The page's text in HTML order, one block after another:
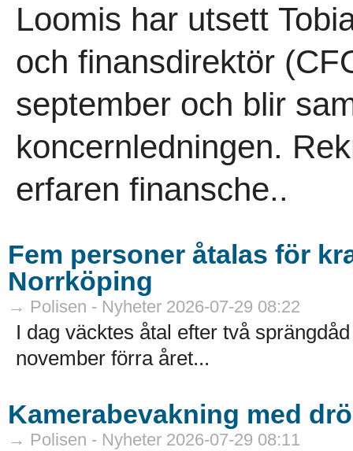
Loomis har utsett
och finansdirektör
september och blir
koncernledningen.
erfaren finansche..
Fem personer åtalas för
Norrköping
→ Polisen - Nyheter 2026-07-29 08:22
I dag väcktes åtal efter två
november förra året...
Kamerabevakning med
→ Polisen - Nyheter 2026-07-29 08:11